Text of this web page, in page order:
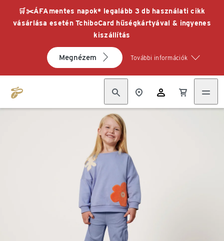
🛒✂️ÁFAmentes napok* legalább 3 db használati cikk
vásárlása esetén TchiboCard hűségkártyával & ingyenes
kiszállítás
Megnézem További információk